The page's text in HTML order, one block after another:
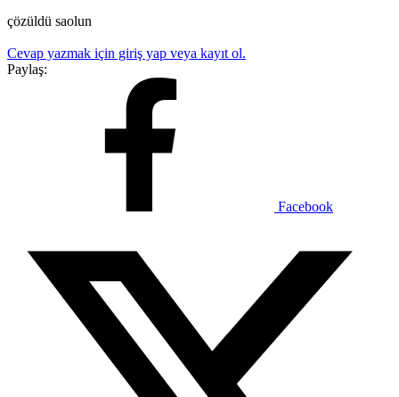
çözüldü saolun
Cevap yazmak için giriş yap veya kayıt ol.
Paylaş:
Facebook